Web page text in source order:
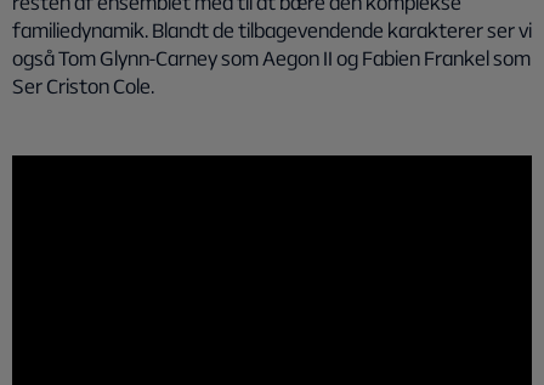
familiedynamik. Blandt de tilbagevendende karakterer ser vi
også Tom Glynn-Carney som Aegon II og Fabien Frankel som
Ser Criston Cole.